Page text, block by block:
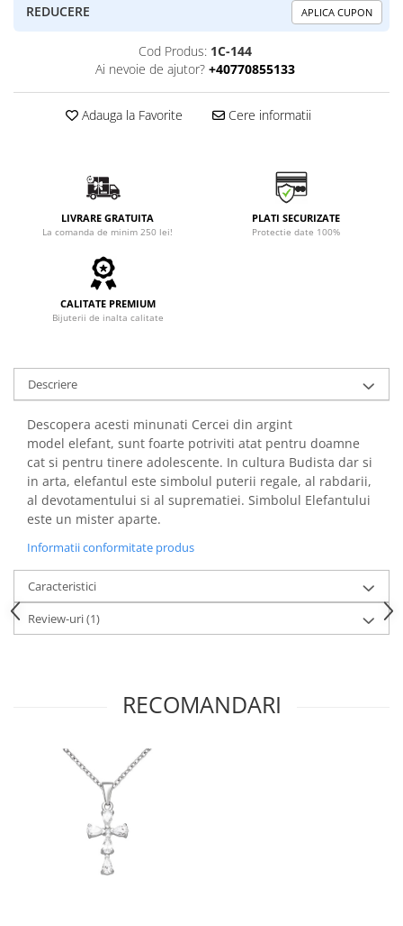
REDUCERE APLICA CUPON
Cod Produs: 1C-144
Ai nevoie de ajutor? +40770855133
Adauga la Favorite Cere informatii
LIVRARE GRATUITA
La comanda de minim 250 lei!
PLATI SECURIZATE
Protectie date 100%
CALITATE PREMIUM
Bijuterii de inalta calitate
Descriere
Descopera acesti minunati Cercei din argint
model elefant, sunt foarte potriviti atat pentru doamne
cat si pentru tinere adolescente. In cultura Budista dar si
in arta, elefantul este simbolul puterii regale, al rabdarii,
al devotamentului si al suprematiei. Simbolul Elefantului
este un mister aparte.
Informatii conformitate produs
Caracteristici
Review-uri(1)
RECOMANDARI